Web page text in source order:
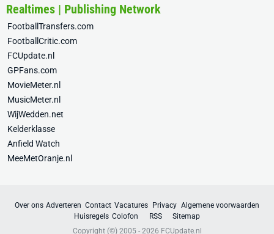
Realtimes | Publishing Network
FootballTransfers.com
FootballCritic.com
FCUpdate.nl
GPFans.com
MovieMeter.nl
MusicMeter.nl
WijWedden.net
Kelderklasse
Anfield Watch
MeeMetOranje.nl
Over ons Adverteren Contact Vacatures Privacy Algemene voorwaarden
Huisregels Colofon RSS
Sitemap
Copyright (©) 2005 - 2026 FCUpdate.nl